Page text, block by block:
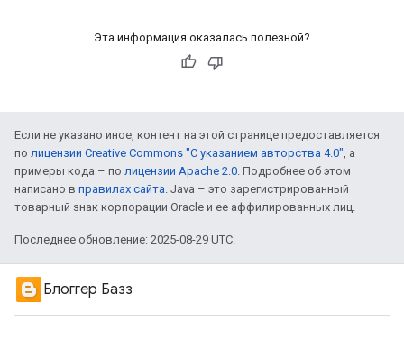
Эта информация оказалась полезной?
Если не указано иное, контент на этой странице предоставляется
по лицензии Creative Commons "С указанием авторства 4.0", а
примеры кода – по лицензии Apache 2.0. Подробнее об этом
написано в правилах сайта. Java – это зарегистрированный
товарный знак корпорации Oracle и ее аффилированных лиц.
Последнее обновление: 2025-08-29 UTC.
Блоггер Базз